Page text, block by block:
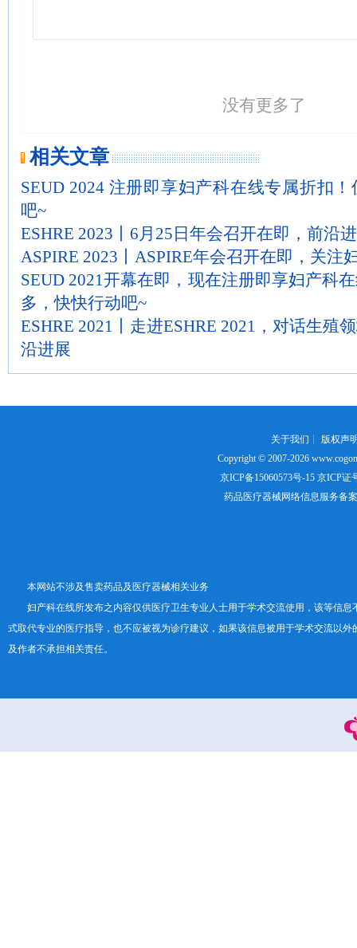
没有更多了
相关文章
SEUD 2024 注册即享妇产科在线专属折扣
吧~
ESHRE 2023丨6月25日年会召开在即，前沿
ASPIRE 2023丨ASPIRE年会召开在即，关注
SEUD 2021开幕在即，现在注册即享妇产科
多，快快行动吧~
ESHRE 2021丨走进ESHRE 2021，对话生殖
沿进展
关于我们 ┊ 版权声
Copyright © 2007-2026
京ICP备15060573号-15京ICP证
药品医疗器械网络信息服务备
本网站不涉及售卖药品及医疗器械相关业务
妇产科在线所发布之内容仅供医疗卫生专业人士用于学术交流使用，该等信息
式取代专业的医疗指导，也不应被视为诊疗建议，如果该信息被用于学术交流以外
及作者不承担相关责任。